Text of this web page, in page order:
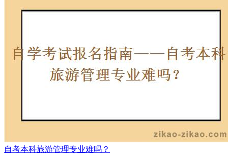
自考本科旅游管理专业难吗？